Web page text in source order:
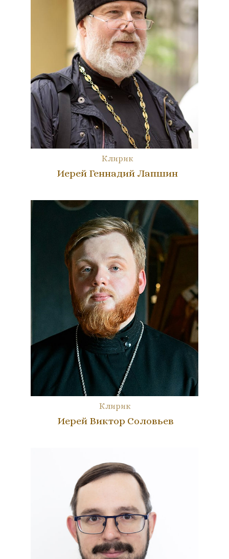
Клирик
Иерей Виктор Соловьев
Клирик
Иерей Геннадий Лапшин